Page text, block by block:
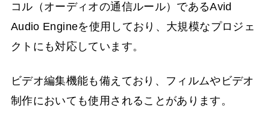
コル（オーディオの通信ルール）であるAvid
Audio Engineを使用しており、大規模なプロジェ
クトにも対応しています。
ビデオ編集機能も備えており、フィルムやビデオ
制作においても使用されることがあります。